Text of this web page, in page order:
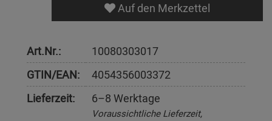
Auf den Merkzettel
Art.Nr.:
10080303017
GTIN/EAN:
4054356003372
Lieferzeit:
6–8 Werktage
Voraussichtliche Lieferzeit,